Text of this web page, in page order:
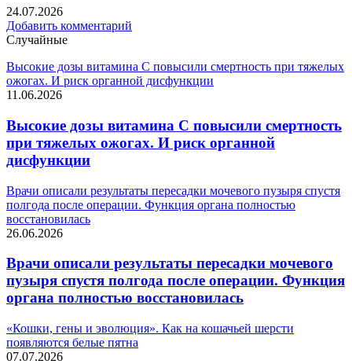
24.07.2026
Добавить комментарий
Случайные
Высокие дозы витамина C повысили смертность при тяжелых
ожогах. И риск органной дисфункции
11.06.2026
Высокие дозы витамина C повысили смертность
при тяжелых ожогах. И риск органной
дисфункции
Врачи описали результаты пересадки мочевого пузыря спустя
полгода после операции. Функция органа полностью
восстановилась
26.06.2026
Врачи описали результаты пересадки мочевого
пузыря спустя полгода после операции. Функция
органа полностью восстановилась
«Кошки, гены и эволюция». Как на кошачьей шерсти
появляются белые пятна
07.07.2026